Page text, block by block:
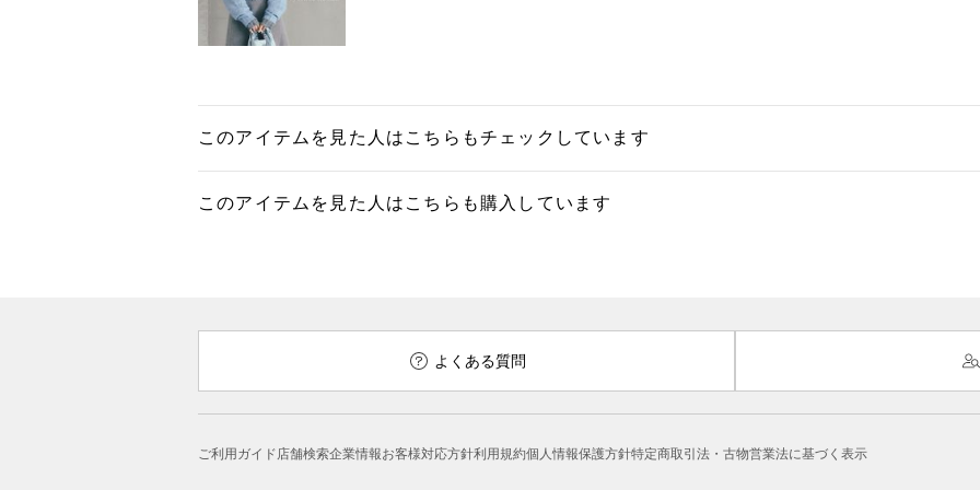
このアイテムを見た人はこちらもチェックしています
このアイテムを見た人はこちらも購入しています
よくある質問
ご利用ガイド店舗検索企業情報お客様対応方針利用規約個人情報保護方針特定商取引法・古物営業法に基づく表示